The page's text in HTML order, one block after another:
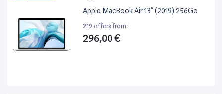
Apple MacBook Air 13” (2019) 256Go
219 offers from:
296,00 €